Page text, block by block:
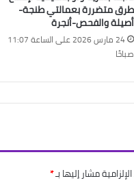
طرق متضررة بعمالتي طنجة-
أصيلة والفحص-أنجرة
24 مارس 2026 على الساعة 11:07
صباحًا
مشار إليها بـ*